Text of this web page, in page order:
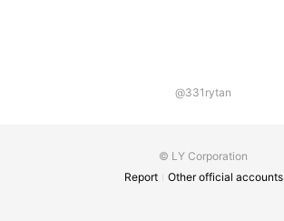
@331rytan
© LY Corporation
Report
Other official accounts